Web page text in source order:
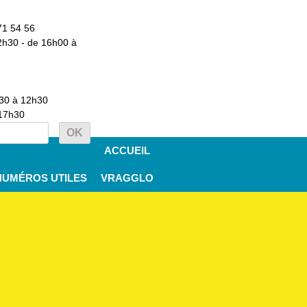
54 56
- de 16h00 à
à 12h30
ACCUEIL
UTILES VRAGGLO